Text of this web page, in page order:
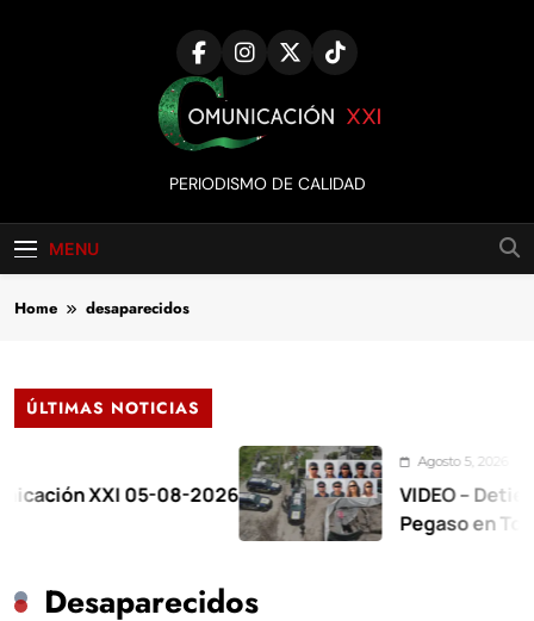
Comunicación
XXI
PERIODISMO DE CALIDAD
MENU
Home desaparecidos
ÚLTIMAS NOTICIAS
05-08-2026
Agosto 5, 2026
VIDEO – Detienen a 17
Pegaso en Toluca
Desaparecidos